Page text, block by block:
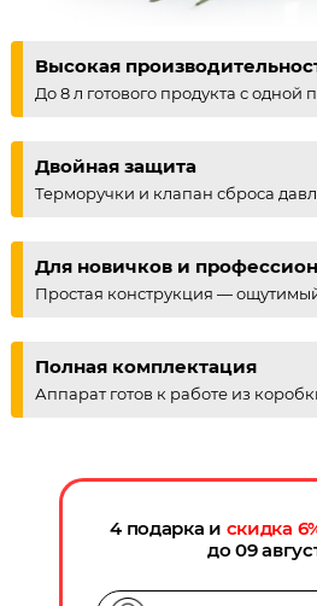
Высокая
До 8 л готового продукта с одной
Двойная защита
Терморучки и клапан сброса
Для новичков и
Простая конструкция — ощутимый
Полная комплектация
Аппарат готов к работе из
4 подарка и скидка 6